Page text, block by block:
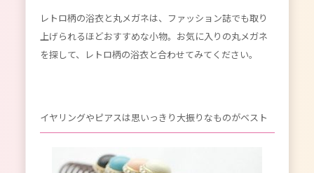
レトロ柄の浴衣と丸メガネは、ファッション誌でも取り
上げられるほどおすすめな小物。お気に入りの丸メガネ
を探して、レトロ柄の浴衣と合わせてみてください。
イヤリングやピアスは思いっきり大振りなものがベスト